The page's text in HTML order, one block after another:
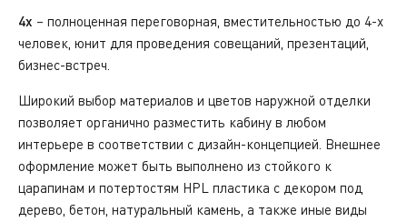
4x – полноценная переговорная, вместительностью до 4-х
человек, юнит для проведения совещаний, презентаций,
бизнес-встреч.
Широкий выбор материалов и цветов наружной отделки
позволяет органично разместить кабину в любом
интерьере в соответствии с дизайн-концепцией. Внешнее
оформление может быть выполнено из стойкого к
царапинам и потертостям HPL пластика с декором под
дерево, бетон, натуральный камень, а также иные виды